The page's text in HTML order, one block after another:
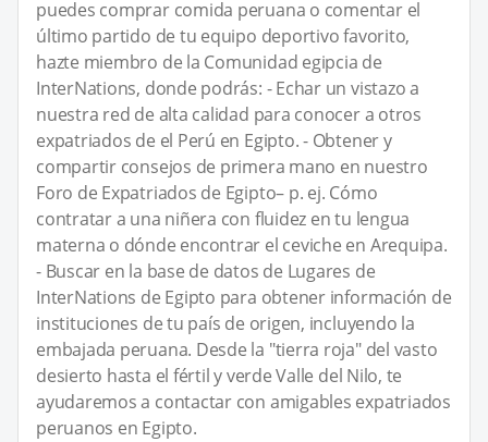
puedes comprar comida peruana o comentar el
último partido de tu equipo deportivo favorito,
hazte miembro de la Comunidad egipcia de
InterNations, donde podrás: - Echar un vistazo a
nuestra red de alta calidad para conocer a otros
expatriados de el Perú en Egipto. - Obtener y
compartir consejos de primera mano en nuestro
Foro de Expatriados de Egipto– p. ej. Cómo
contratar a una niñera con fluidez en tu lengua
materna o dónde encontrar el ceviche en Arequipa.
- Buscar en la base de datos de Lugares de
InterNations de Egipto para obtener información de
instituciones de tu país de origen, incluyendo la
embajada peruana. Desde la "tierra roja" del vasto
desierto hasta el fértil y verde Valle del Nilo, te
ayudaremos a contactar con amigables expatriados
peruanos en Egipto.